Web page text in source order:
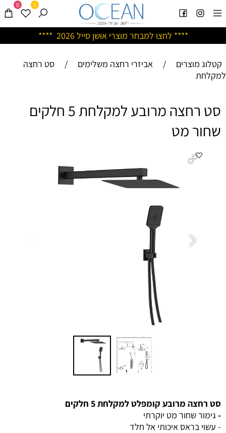
**** לחצו למבחר מוצרי אושן סייל 2026 ****
0 0
קטלוג מוצרים / אביזרי רחצה משלימים /
סט רחצה
למקלחת
סט רחצה מרובע למקלחת 5 חלקים
שחור מט
סט רחצה מרובע קומפלט למקלחת 5 חלקים
- גימור שחור מט יוקרתי
- עשוי בראס איכותי אל חלד